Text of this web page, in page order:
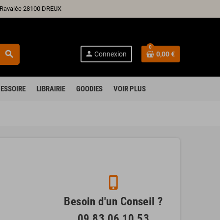
28100 DREUX
search person Connexion
0
0,00 €
LIBRAIRIE GOODIES VOIR PLUS
phone_iphone
Besoin d'un Conseil ?